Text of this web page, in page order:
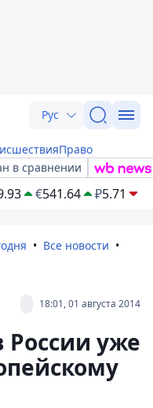
Рус
Право
в сравнении
€541.64 ₽5.71
Все новости
18:01, 01 августа 2014
уже